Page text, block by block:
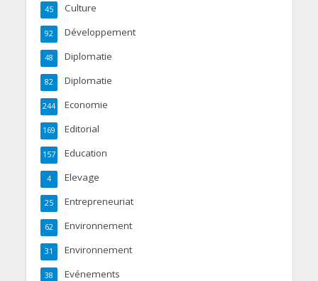
Culture
45
Développement
92
Diplomatie
48
Diplomatie
82
Economie
244
Editorial
169
Education
157
Elevage
4
Entrepreneuriat
25
Environnement
62
Environnement
31
Evénements
38